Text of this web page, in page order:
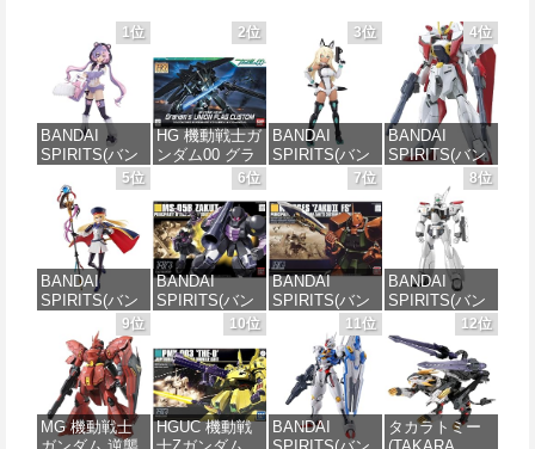
1位
BANDAI
SPIRITS(バン
ダイ スピリッ
ツ) 30MS SIS-
J00 メルンジ
ャ[カラーA] 色
分け済みプラ
モデル
価格：¥4,200
2位
HG 機動戦士ガ
ンダム00 グラ
ハム専用ユニ
オンフラッグ
カスタム 1/144
スケール 色分
け済みプラモ
デル
価格：¥1,850
3位
BANDAI
SPIRITS(バン
ダイスピリッ
ツ) 30MS SIS-
H00 セスティ
エ[カラーC] 色
分け済みプラ
モデル
価格：¥4,682
4位
BANDAI
SPIRITS(バン
ダイ スピリッ
ツ) HGAW 機
動新世紀ガン
ダムX ガンダ
ムエアマスタ
ー 1/144スケー
ル 色分け済み
プラモデル
価格：¥3,732
5位
BANDAI
SPIRITS(バン
ダイ スピリッ
ツ) 30MS
Fate/Grand
Order アルトリ
ア・キャスタ
ー 色分け済み
プラモデル
6位
BANDAI
SPIRITS(バン
ダイ スピリッ
ツ) HGUC 機動
戦士ガンダム
ザクI(黒い三連
星仕様) 1/144
スケール 色分
け済みプラモ
7位
BANDAI
SPIRITS(バン
ダイ スピリッ
ツ) HGUC
1/144 ザクII
(ガルマ専用機)
(機動戦士ガン
ダム)
8位
BANDAI
SPIRITS(バン
ダイ スピリッ
ツ) 機動警察パ
トレイバー
EZY RG 1/48
AV-98Plus (イ
ングラム・プ
ラス) 色分け済
9位
MG 機動戦士
10位
HGUC 機動戦
11位
BANDAI
12位
タカラトミー